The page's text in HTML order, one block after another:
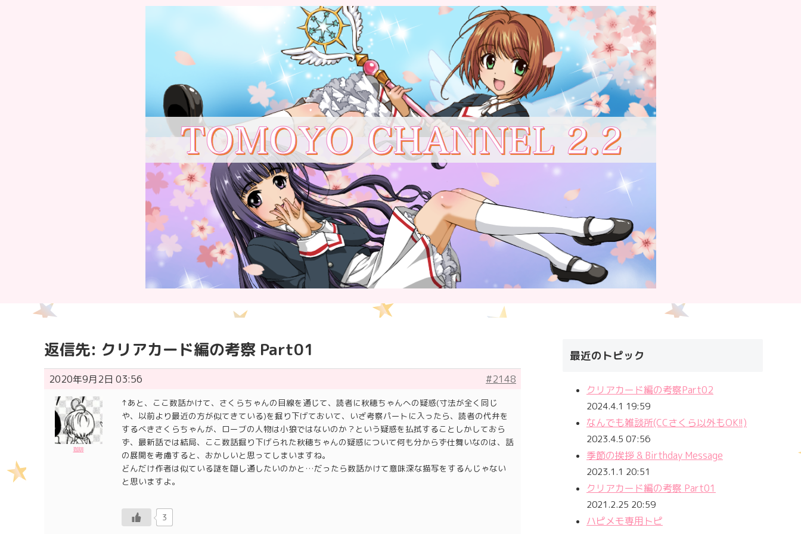
返信先: クリアカード編の考察 Part01
2020年9月2日 03:56 #2148
珈琲
↑あと、ここ数話かけて、さくらちゃんの目線を通じて、読者に秋穂ちゃんへの疑惑(寸法が全く同じ
や、以前より最近の方が似てきている)を掘り下げておいて、いざ考察パートに入ったら、読者の代弁を
するべきさくらちゃんが、ローブの人物は小狼ではないのか？という疑惑を払拭することしかしておら
ず、最新話では結局、ここ数話掘り下げられた秋穂ちゃんの疑惑について何も分からず仕舞いなのは、話
の展開を考慮すると、おかしいと思ってしまいますね。
どんだけ作者は似ている謎を隠し通したいのかと…だったら数話かけて意味深な描写をするんじゃない
と思いますよ。
3
最近のトピック
クリアカード編の考察Part02
2024.4.1 19:59
なんでも雑談所(CCさくら以外もOK!!)
2023.4.5 07:56
季節の挨拶 & Birthday Message
2023.1.1 20:51
クリアカード編の考察 Part01
2021.2.25 20:59
ハピメモ専用トピ